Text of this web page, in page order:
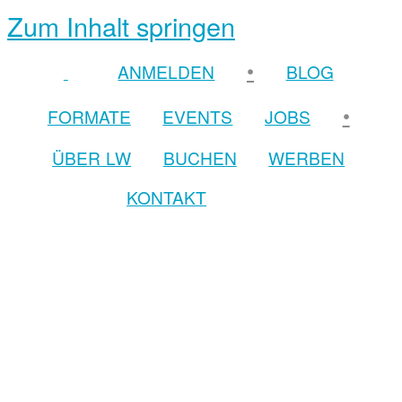
Zum Inhalt springen
ANMELDEN •
BLOG
FORMATE
EVENTS JOBS •
ÜBER LW BUCHEN
WERBEN
KONTAKT